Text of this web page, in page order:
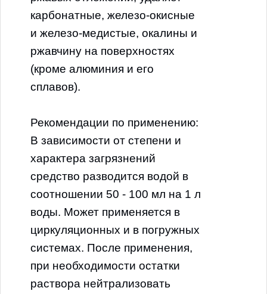
карбонатные, железо-окисные
и железо-медистые, окалины и
ржавчину на поверхностях
(кроме алюминия и его
сплавов).
Рекомендации по применению:
В зависимости от степени и
характера загрязнений
средство разводится водой в
соотношении 50 - 100 мл на 1 л
воды. Может применяется в
циркуляционных и в погружных
системах. После применения,
при необходимости остатки
раствора нейтрализовать
КОНЦЕНТРАТ
ОБЪЁМ: 10л
Скачать сертификат
Артикул: 4001